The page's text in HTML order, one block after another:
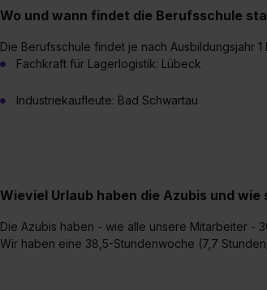
Wo und wann findet die Berufsschule
Die Berufsschule findet je nach Ausbildungsjahr
Fachkraft für Lagerlogistik: Lübeck
Industriekaufleute: Bad Schwartau
Wieviel Urlaub haben die Azubis und
Die Azubis haben - wie alle unsere Mitarbeiter -
Wir haben eine 38,5-Stundenwoche (7,7